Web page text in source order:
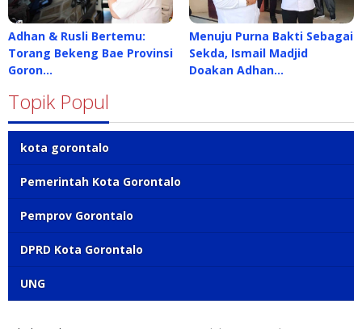
Adhan & Rusli Bertemu:
Torang Bekeng Bae Provinsi
Goron…
Menuju Purna Bakti Sebagai
Sekda, Ismail Madjid
Doakan Adhan…
Topik Popul
kota gorontalo
Pemerintah Kota Gorontalo
Pemprov Gorontalo
DPRD Kota Gorontalo
UNG